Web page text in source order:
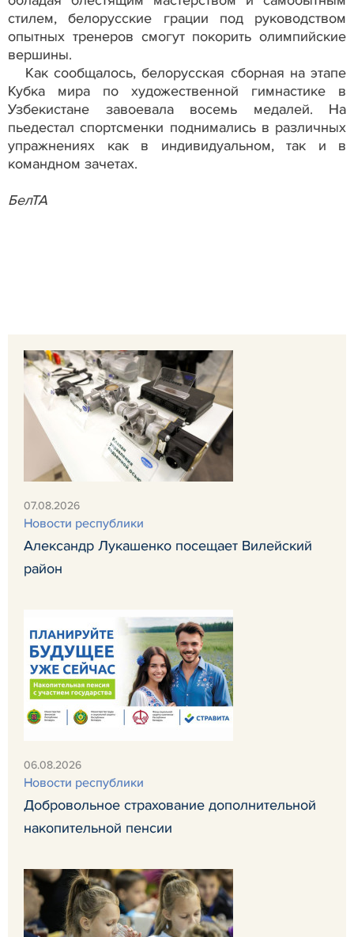
стилем, белорусские грации под руководством
опытных тренеров смогут покорить олимпийские
вершины.
Как сообщалось, белорусская сборная на этапе
Кубка мира по художественной гимнастике в
Узбекистане завоевала восемь медалей. На
пьедестал спортсменки поднимались в различных
упражнениях как в индивидуальном, так и в
командном зачетах.
БелТА
07.08.2026
Новости республики
Александр Лукашенко посещает Вилейский
район
06.08.2026
Новости республики
Добровольное страхование дополнительной
накопительной пенсии